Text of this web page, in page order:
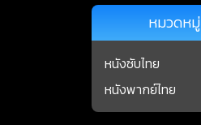
หมวดหมู่
หนังซับไทย
หนังพากย์ไทย